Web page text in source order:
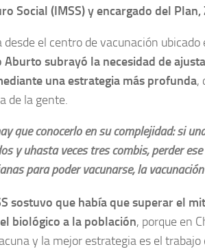
Social (IMSS) y encargado del
desde el centro de vacunación
Aburto subrayó la necesidad de
una estrategia más profunda,
de la gente.
que conocerlo en su complejidad: si
y uhasta veces tres combis, perder
para poder vacunarse, la
sostuvo que había que superar el
biológico a la población, porque en
y la mejor estrategia es el trabajo